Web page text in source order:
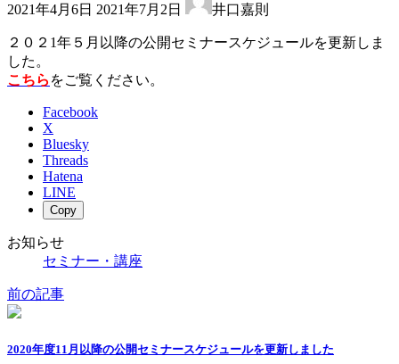
2021年4月6日 終
更
新
時
:
2021年7月2日 井口嘉則
２０２1年５月以降の公開セミナースケジュールを更新しま
した。
こちら をご覧ください。
Facebook
X
Bluesky
Threads
Hatena
LINE
Copy
お知らせ
セミナー・講座
前の記事
2020年度11月以降の公開セミナースケジュールを更新しました